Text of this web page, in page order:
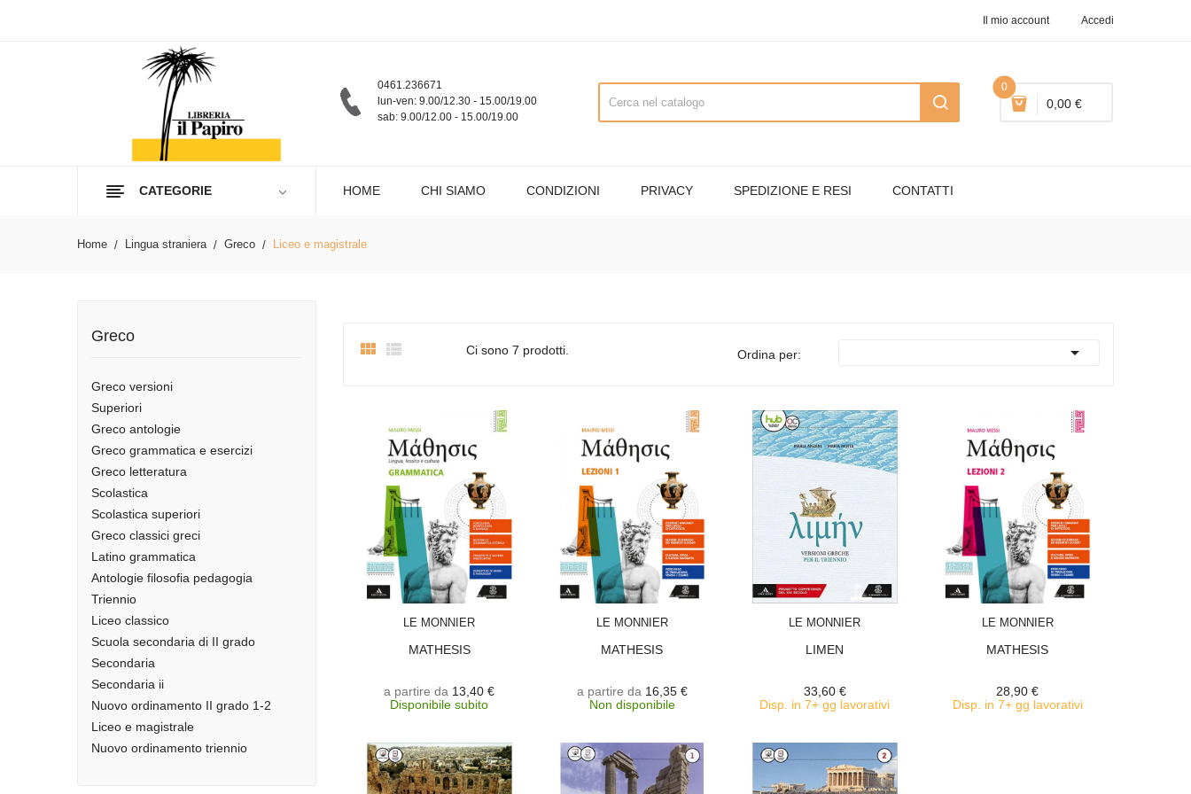
Il mio account Accedi
0
0,00 €
0461.236671
lun-ven: 9.00/12.30 - 15.00/19.00
sab: 9.00/12.00 - 15.00/19.00
CATEGORIE HOME CHI SIAMO CONDIZIONI PRIVACY SPEDIZIONE E RESI CONTATTI
Home Lingua straniera Greco Liceo e magistrale
Greco
Greco versioni
Superiori
Greco antologie
Greco grammatica e esercizi
Greco letteratura
Scolastica
Scolastica superiori
Greco classici greci
Latino grammatica
Antologie filosofia pedagogia
Triennio
Liceo classico
Scuola secondaria di II grado
Secondaria
Secondaria ii
Nuovo ordinamento II grado 1-2
Liceo e magistrale
Nuovo ordinamento triennio
  Ci sono 7 prodotti. Ordina per: 
LE MONNIER
MATHESIS
a partire da 13,40 €
Disponibile subito
LE MONNIER
MATHESIS
a partire da 16,35 €
Non disponibile
LE MONNIER
LIMEN
33,60 €
Disp. in 7+ gg lavorativi
LE MONNIER
MATHESIS
28,90 €
Disp. in 7+ gg lavorativi